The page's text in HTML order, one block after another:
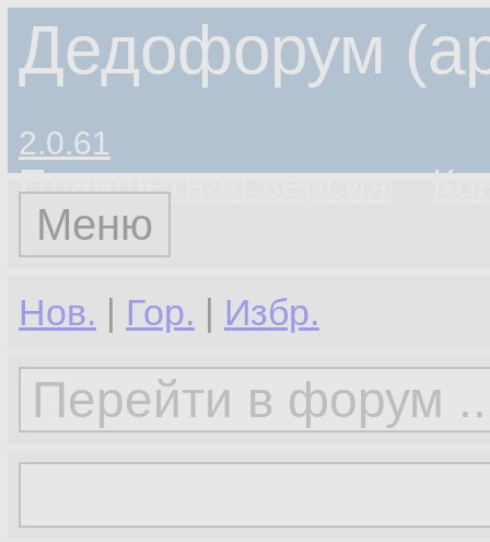
Дедофорум
2.0.61
Планшетная версия
Меню
Нов. | Гор. | Избр.